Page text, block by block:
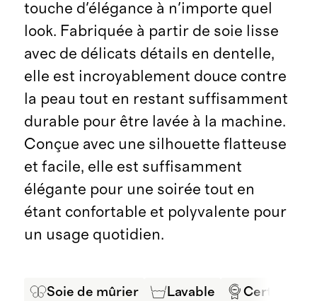
touche d'élégance à n'importe quel
look. Fabriquée à partir de soie lisse
avec de délicats détails en dentelle,
elle est incroyablement douce contre
la peau tout en restant suffisamment
durable pour être lavée à la machine.
Conçue avec une silhouette flatteuse
et facile, elle est suffisamment
élégante pour une soirée tout en
étant confortable et polyvalente pour
un usage quotidien.
Soie de mûrier Lavable Certifié